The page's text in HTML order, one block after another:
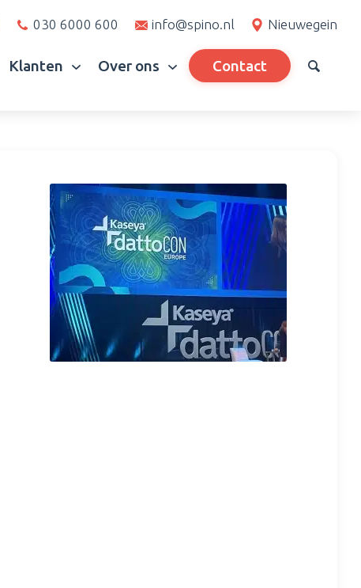
030 6000 600 info@spino.nl Nieuwegein
Klanten Over ons Contact